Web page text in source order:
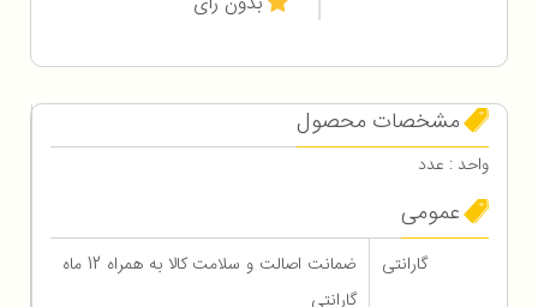
مشخصات محصول
واحد : عدد
عمومی
گارانتی
ضمانت اصالت و سلامت کالا به همراه 12 ماه
گارانتی